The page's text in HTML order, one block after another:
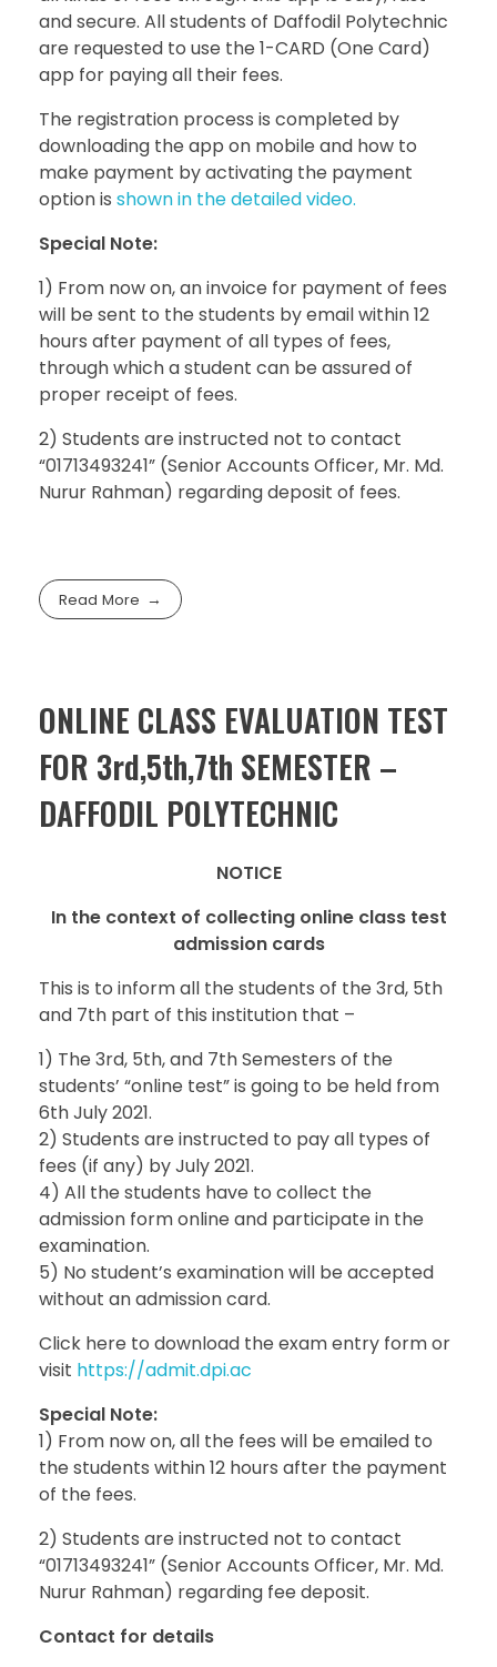
and secure. All students of Daffodil Polytechnic
are requested to use the 1-CARD (One Card)
app for paying all their fees.
The registration process is completed by
downloading the app on mobile and how to
make payment by activating the payment
option is shown in the detailed video.
Special Note:
1) From now on, an invoice for payment of fees
will be sent to the students by email within 12
hours after payment of all types of fees,
through which a student can be assured of
proper receipt of fees.
2) Students are instructed not to contact
“01713493241” (Senior Accounts Officer, Mr. Md.
Nurur Rahman) regarding deposit of fees.
Read More
ONLINE CLASS EVALUATION TEST
FOR 3rd,5th,7th SEMESTER –
DAFFODIL POLYTECHNIC
NOTICE
In the context of collecting online class test
admission cards
This is to inform all the students of the 3rd, 5th
and 7th part of this institution that –
1) The 3rd, 5th, and 7th Semesters of the
students’ “online test” is going to be held from
6th July 2021.
2) Students are instructed to pay all types of
fees (if any) by July 2021.
4) All the students have to collect the
admission form online and participate in the
examination.
5) No student’s examination will be accepted
without an admission card.
Click here to download the exam entry form or
visit https://admit.dpi.ac
Special Note:
1) From now on, all the fees will be emailed to
the students within 12 hours after the payment
of the fees.
2) Students are instructed not to contact
“01713493241” (Senior Accounts Officer, Mr. Md.
Nurur Rahman) regarding fee deposit.
Contact for details